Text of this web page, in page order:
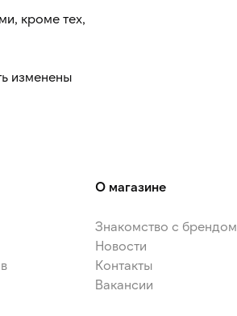
кроме тех,
изменены
О магазине
Знакомство с брендом
Новости
Контакты
Вакансии